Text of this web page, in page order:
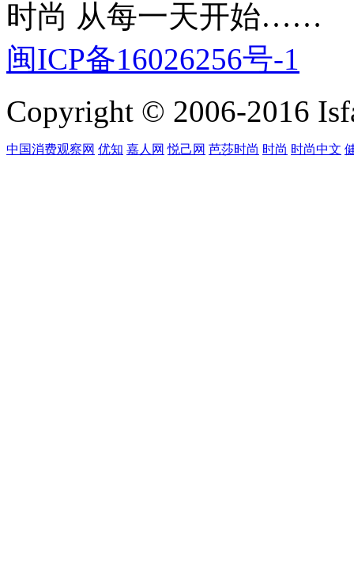
时尚 从每一天开始……
闽ICP备16026256号-1
Copyright © 2006-2016
中国消费观察网 优知 嘉人网 悦己网 芭莎时尚 时尚 时尚中文